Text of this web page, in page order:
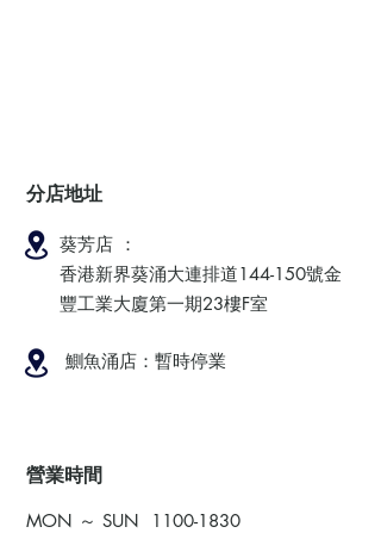
分店地址
葵芳店 ：
香港新界葵涌大連排道144-150號金
豐工業大廈第一期23樓F室
鰂魚涌店：暫時停業
​營業時間
MON ～ SUN 1100-1830